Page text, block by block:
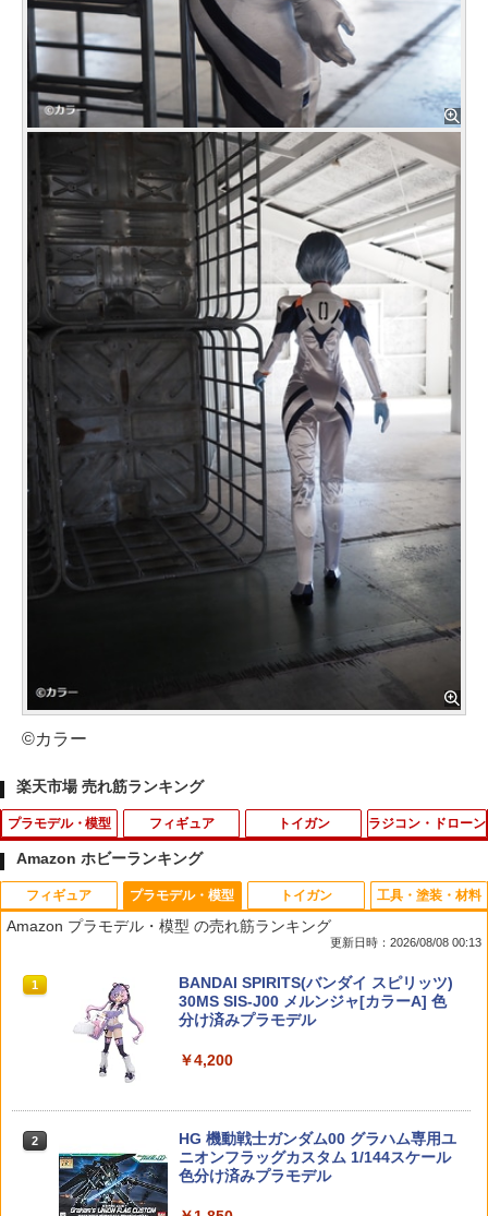
©カラー
楽天市場 売れ筋ランキング
プラモデル・模型
1
ポケモンプラモコレクション [24] クイッ
ク!! 24 ピチュー バンダイスピリッツ BA
NDAI SPIRITS ポケプラ ポケモン ポケッ
￥530
バンダイ BANDAI
￥660
フィギュア
1
2026年11月予約 ガチャ【くずみちゃん
ミニチュアマーカー コンプリート 6種セ
￥1,800
[TOYBARJAPAN] 1/6 フィギュア 用 ア
(グレー)
￥1,998
トイガン
1
【お買い物マラソン開催中♪ ポイント2
倍】サテライト satellte オプティクスク
リーナー レンズクリーナー メンテナン
￥1,000
ル便】 HT-453【全品P5倍★8月4日20：
00〜11日1：59まで！】
ラジコン・ドローン
1
RDX用 樹脂製 ピストン/スプリングキャ
ップ/シャフトガイド [D1-S9M](JAN：4
￥715
ESCジュラルミンビスL=4mm 4本入(パ
￥841
Amazon ホビーランキング
フィギュア
1
タカラトミー(TAKARA TOMY) T-SPAR
K トランスフォーマー ニューレジェンズ
NL-07 サウンドウェーブ 可動フィギュア
￥4,440
2
TAMASHII NATIONS S.H.フィギュアー
ツ ONE PIECE シャンクス -マリンフォ
ード頂上決戦- 約165mm PVC&ABS&布
プラモデル・模型
Amazon プラモデル・模型 の売れ筋ランキング
更新日時：2026/08/08 00:13
1
BANDAI SPIRITS(バンダイ スピリッツ)
30MS SIS-J00 メルンジャ[カラーA] 色
分け済みプラモデル
￥4,200
2
HG 機動戦士ガンダム00 グラハム専用ユ
ニオンフラッグカスタム 1/144スケール
色分け済みプラモデル
トイガン 工具・塗装・材料